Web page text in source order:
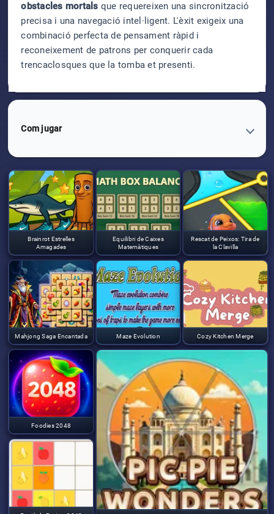
obstacles mortals que requereixen una sincronització
precisa i una navegació intel·ligent. L'èxit exigeix una
combinació perfecta de pensament ràpid i
reconeixement de patrons per conquerir cada
trencaclosques que la tomba et presenti.
Com jugar
Brainrot Estrelles
Amagades
Equilibri de Caixes
Matemàtiques
Rescat de Peixos: Tira de
la Clavilla
Mahjong Saga Encantada Maze Evolution Cozy Kitchen Merge
Foodies 2048